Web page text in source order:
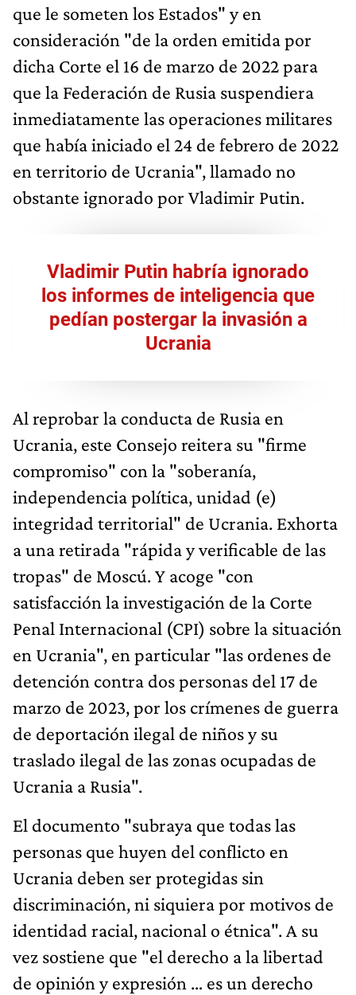
que le someten los Estados" y en
consideración "de la orden emitida por
dicha Corte el 16 de marzo de 2022 para
que la Federación de Rusia suspendiera
inmediatamente las operaciones militares
que había iniciado el 24 de febrero de 2022
en territorio de Ucrania", llamado no
obstante ignorado por Vladimir Putin.
Vladimir Putin habría ignorado
los informes de inteligencia que
pedían postergar la invasión a
Ucrania
Al reprobar la conducta de Rusia en
Ucrania, este Consejo reitera su "firme
compromiso" con la "soberanía,
independencia política, unidad (e)
integridad territorial" de Ucrania. Exhorta
a una retirada "rápida y verificable de las
tropas" de Moscú. Y acoge "con
satisfacción la investigación de la Corte
Penal Internacional (CPI) sobre la situación
en Ucrania", en particular "las ordenes de
detención contra dos personas del 17 de
marzo de 2023, por los crímenes de guerra
de deportación ilegal de niños y su
traslado ilegal de las zonas ocupadas de
Ucrania a Rusia".
El documento "subraya que todas las
personas que huyen del conflicto en
Ucrania deben ser protegidas sin
discriminación, ni siquiera por motivos de
identidad racial, nacional o étnica". A su
vez sostiene que "el derecho a la libertad
de opinión y expresión … es un derecho